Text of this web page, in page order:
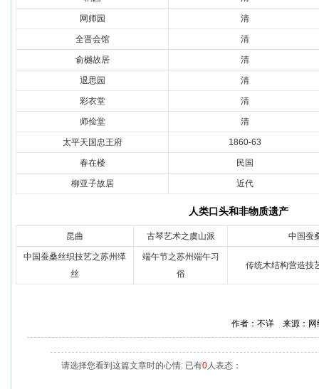
网师园 清
全晋会馆 清
俞樾故居 清
退思园 清
彩衣堂 清
师俭堂 清
太平天国忠王府 1860-63
春在楼 民国
柳亚子故居 近代
人类口头和非物质遗产
昆曲 古琴艺术之虞山派 中国蚕
中国蚕桑丝织技艺之苏州缂
丝
端午节之苏州端午习
俗
传统木结构营造技
作者：不详 来源：
请选择您看到这篇文章时的心情: 已有0人表态：